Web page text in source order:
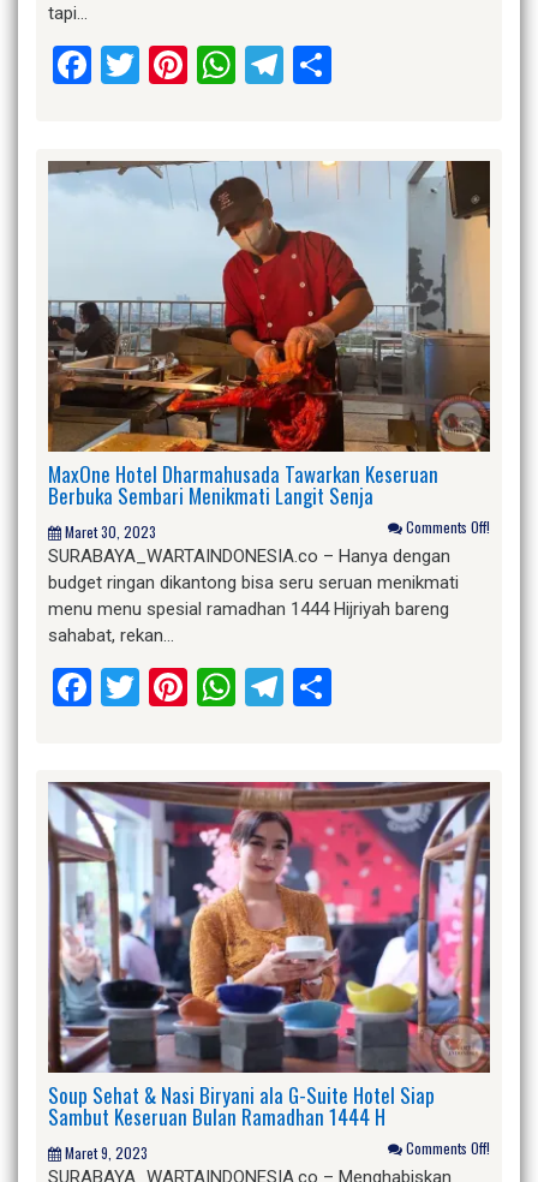
tapi…
Facebook
Twitter
Pinterest
WhatsApp
Telegram
MaxOne Hotel Dharmahusada Tawarkan Keseruan
Berbuka Sembari Menikmati Langit Senja
Maret 30, 2023 Comments Off!
SURABAYA_WARTAINDONESIA.co – Hanya dengan
budget ringan dikantong bisa seru seruan menikmati
menu menu spesial ramadhan 1444 Hijriyah bareng
sahabat, rekan…
Facebook
Twitter
Pinterest
WhatsApp
Telegram
Soup Sehat & Nasi Biryani ala G-Suite Hotel Siap
Sambut Keseruan Bulan Ramadhan 1444 H
Maret 9, 2023 Comments Off!